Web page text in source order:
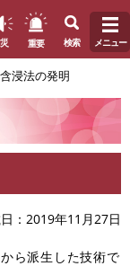
重要 検索 メニュー
浸法の発明
2019年11月27日
ら派生した技術で